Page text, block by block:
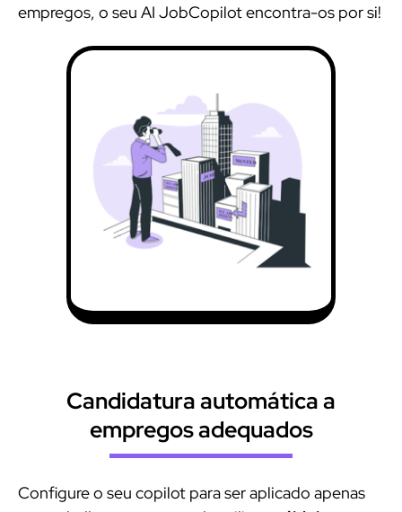
empregos, o seu AI JobCopilot encontra-os por si!
Candidatura automática a
empregos adequados
Configure o seu copilot para ser aplicado apenas